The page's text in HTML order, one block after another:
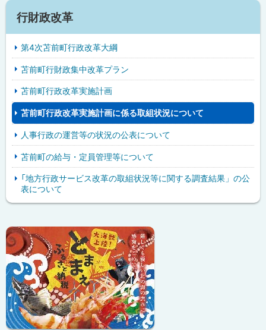
行財政改革
第4次苫前町行政改革大綱
苫前町行財政集中改革プラン
苫前町行政改革実施計画
苫前町行政改革実施計画に係る取組状況について
人事行政の運営等の状況の公表について
苫前町の給与・定員管理等について
「地方行政サービス改革の取組状況等に関する調査結果」の公
表について
サ
イ
ド
・
メ
ッ
ク
ア
ッ
プ